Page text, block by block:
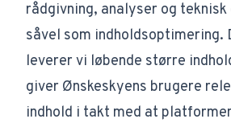
rådgivning, analyser og
såvel som indholdsoptimering.
leverer vi løbende større
giver Ønskeskyens brugere
indhold i takt med at